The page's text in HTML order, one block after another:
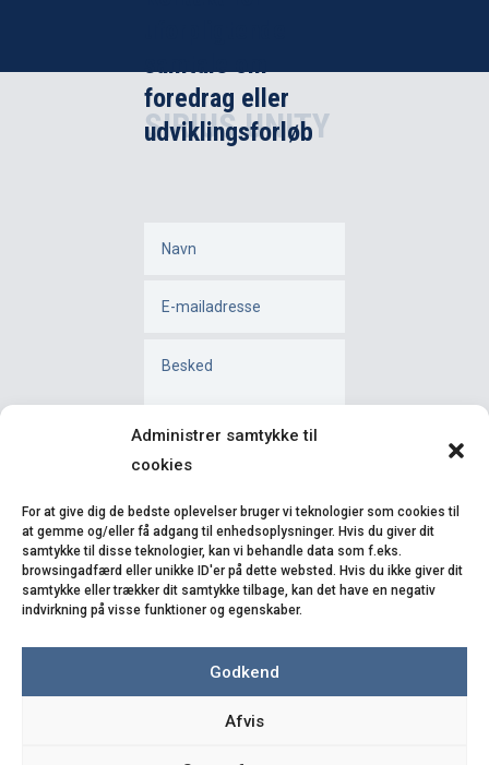
Administrer samtykke til
cookies
For at give dig de bedste oplevelser bruger vi teknologier som cookies til
at gemme og/eller få adgang til enhedsoplysninger. Hvis du giver dit
samtykke til disse teknologier, kan vi behandle data som f.eks.
browsingadfærd eller unikke ID'er på dette websted. Hvis du ikke giver dit
samtykke eller trækker dit samtykke tilbage, kan det have en negativ
indvirkning på visse funktioner og egenskaber.
Godkend
Afvis
SIRIUS UNITY
samtale om
foredrag eller
udviklingsforløb
6 + 7= INDSEND